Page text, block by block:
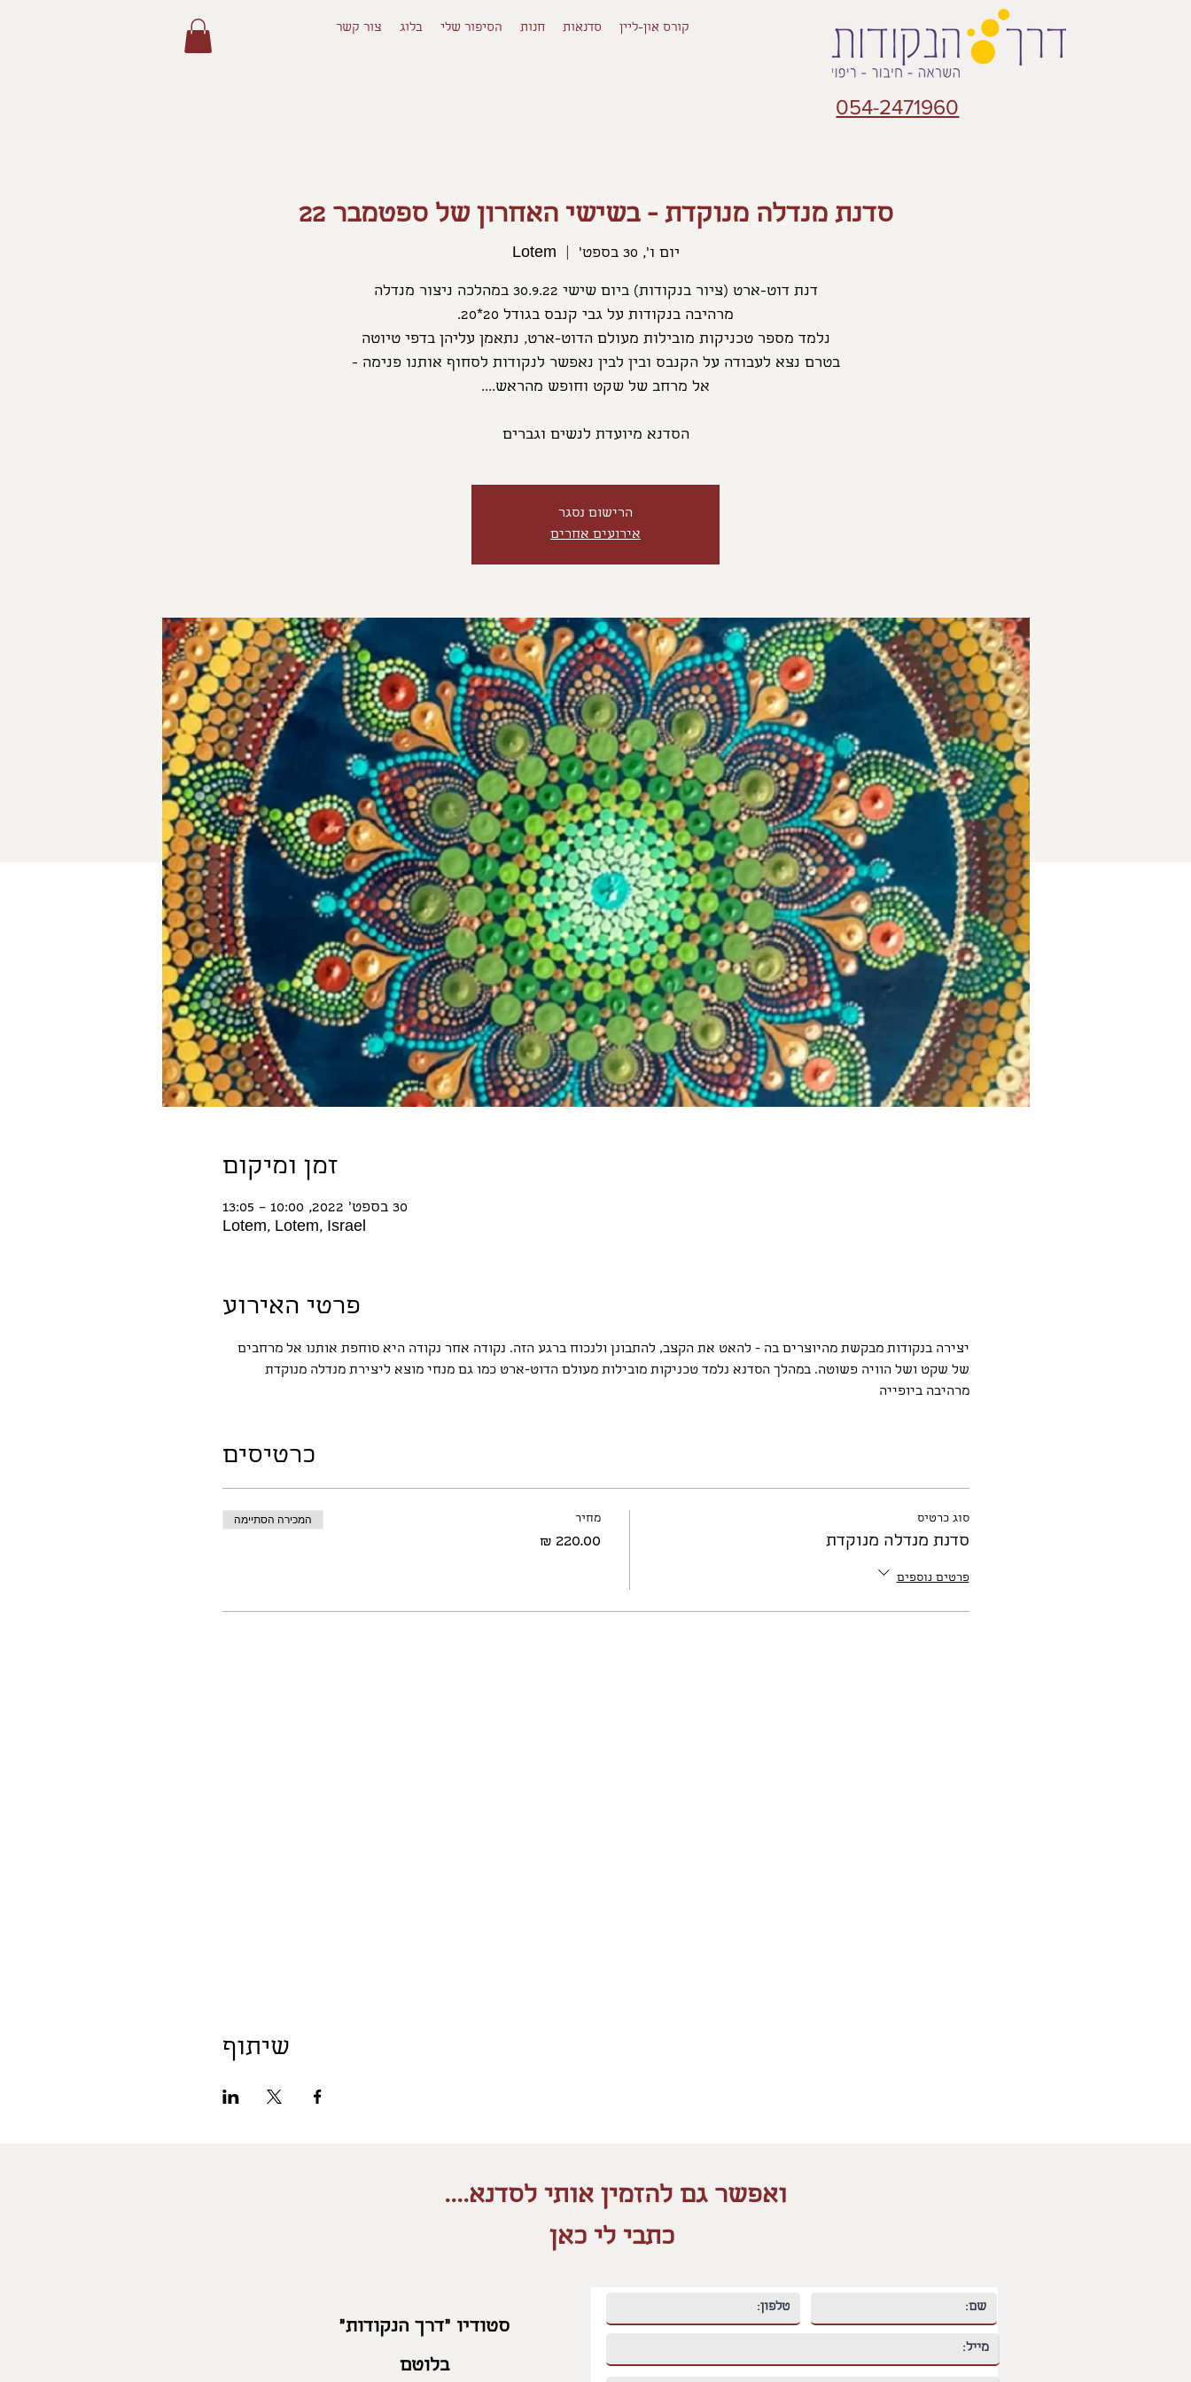
קורס און-ליין סדנאות חנות הסיפור שלי בלוג צור קשר
054-2471960
סדנת מנדלה מנוקדת - בשישי האחרון של ספטמבר 22
יום ו׳, 30 בספט׳ Lotem
דנת דוט-ארט (ציור בנקודות) ביום שישי 30.9.22 במהלכה ניצור מנדלה
בטרם נצא לעבודה על הקנבס ובין לבין נאפשר לנקודות לסחוף אותנו פנימה -
הסדנא מיועדת לנשים וגברים
הרישום נסגר
אירועים אחרים
זמן ומיקום
30 בספט׳ 2022, 10:00 – 13:05
Lotem, Lotem, Israel
פרטי האירוע
יצירה בנקודות מבקשת מהיוצרים בה - להאט את הקצב, להתבונן ולנכוח ברגע הזה. נקודה אחר נקודה היא סוחפת אותנו אל מרחבים
של שקט ושל הוויה פשוטה. במהלך הסדנא נלמד טכניקות מובילות מעולם הדוט-ארט כמו גם מנחי מוצא ליצירת מנדלה מנוקדת
מרהיבה ביופייה
כרטיסים
סוג כרטיס
סדנת מנדלה מנוקדת
פרטים נוספים
מחיר המכירה הסתיימה
שיתוף
ואפשר גם להזמין אותי לסדנא....
כתבי לי כאן
סטודיו "דרך הנקודות"
בלוטם